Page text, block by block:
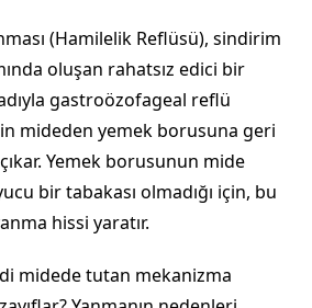
(Hamilelik Reflüsü), sindirim
oluşan rahatsız edici bir
gastroözofageal reflü
mideden yemek borusuna geri
Yemek borusunun mide
bir tabakası olmadığı için, bu
hissi yaratır.
midede tutan mekanizma